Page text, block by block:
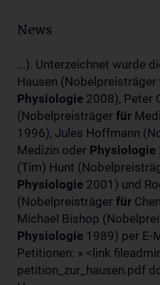
News
...). Unterzeichnet wurde
Hausen (Nobelpreisträger
Physiologie 2008), Peter
(Nobelpreisträger für
1996), Jules Hoffmann
Medizin oder Physiologie
(Tim) Hunt
Physiologie 2001) und
(Nobelpreisträger für
Michael Bishop
Physiologie 1989) per E-
Petitionen: » <link
petition_zur_hausen.pdf